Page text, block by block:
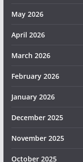
May 2026
April 2026
March 2026
February 2026
January 2026
December 2025
November 2025
October 2025